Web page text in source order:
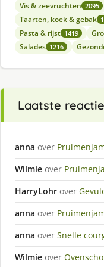
Vis & zeevruchten 2095
Taarten, koek & gebak
Pasta & rijst 1419
Salades 1216
Laatste
anna over
Wilmie over
HarryLohr over
anna over
anna over Snelle
Wilmie over